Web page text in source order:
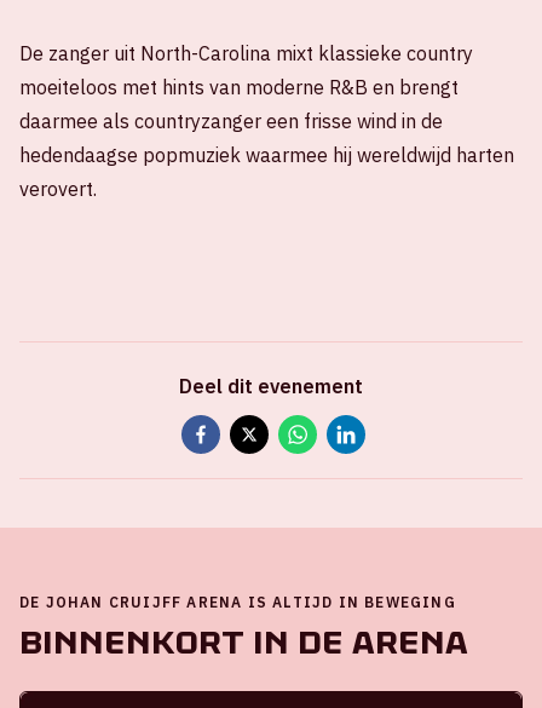
De zanger uit North-Carolina mixt klassieke country
moeiteloos met hints van moderne R&B en brengt
daarmee als countryzanger een frisse wind in de
hedendaagse popmuziek waarmee hij wereldwijd harten
verovert.
Deel dit evenement
DE JOHAN CRUIJFF ARENA IS ALTIJD IN BEWEGING
Binnenkort in de ArenA